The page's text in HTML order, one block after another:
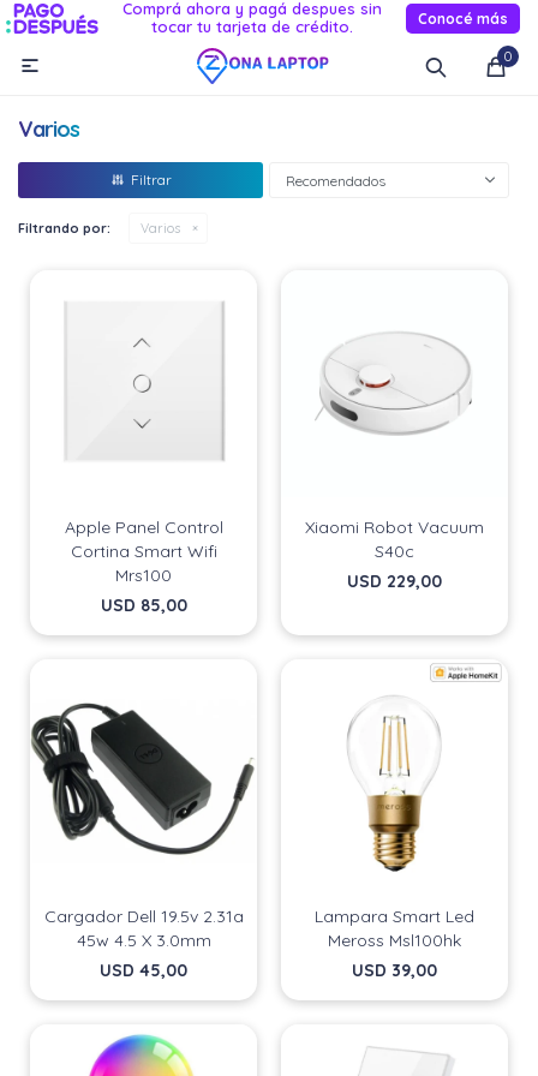
Comprá ahora y pagá despues sin
tocar tu tarjeta de crédito.
Conocé más
0

Varios
Recomendados
Filtrando por: Varios
Apple Panel Control
Cortina Smart Wifi
Mrs100
USD 85,00
Xiaomi Robot Vacuum
S40c
USD 229,00
Cargador Dell 19.5v 2.31a
45w 4.5 X 3.0mm
USD 45,00
Lampara Smart Led
Meross Msl100hk
USD 39,00
MI CUENTA
Novedades
Informática
Relojes smart